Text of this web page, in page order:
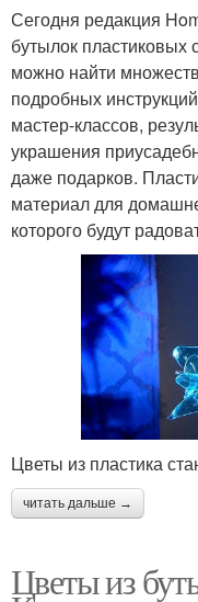
Сегодня редакция
бутылок пластиковых
можно найти
подробных
мастер-классов,
украшения
даже подарков.
материал для
которого будут
Цветы из пластика
читать дальше →
Цветы из